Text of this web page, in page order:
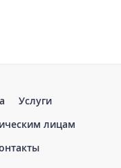
Услуги
лицам